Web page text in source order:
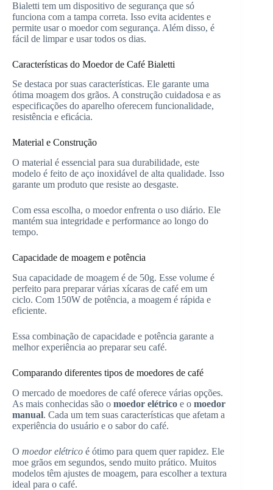
Bialetti tem um dispositivo de segurança que só
funciona com a tampa correta. Isso evita acidentes e
permite usar o moedor com segurança. Além disso, é
fácil de limpar e usar todos os dias.
Características do Moedor de Café Bialetti
Se destaca por suas características. Ele garante uma
ótima moagem dos grãos. A construção cuidadosa e as
especificações do aparelho oferecem funcionalidade,
resistência e eficácia.
Material e Construção
O material é essencial para sua durabilidade, este
modelo é feito de aço inoxidável de alta qualidade. Isso
garante um produto que resiste ao desgaste.
Com essa escolha, o moedor enfrenta o uso diário. Ele
mantém sua integridade e performance ao longo do
tempo.
Capacidade de moagem e potência
Sua capacidade de moagem é de 50g. Esse volume é
perfeito para preparar várias xícaras de café em um
ciclo. Com 150W de potência, a moagem é rápida e
eficiente.
Essa combinação de capacidade e potência garante a
melhor experiência ao preparar seu café.
Comparando diferentes tipos de moedores de café
O mercado de moedores de café oferece várias opções.
As mais conhecidas são o moedor elétrico e o moedor
manual. Cada um tem suas características que afetam a
experiência do usuário e o sabor do café.
O moedor elétrico é ótimo para quem quer rapidez. Ele
moe grãos em segundos, sendo muito prático. Muitos
modelos têm ajustes de moagem, para escolher a textura
ideal para o café.